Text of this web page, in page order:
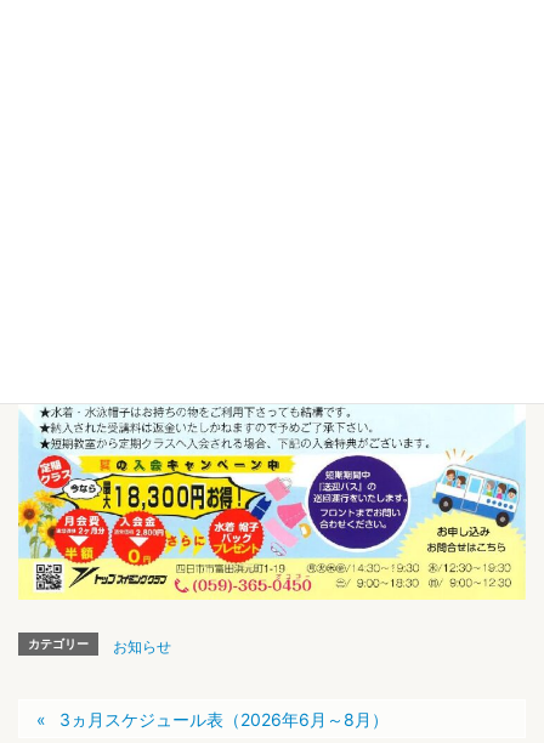
カテゴリー お知らせ
3ヵ月スケジュール表（2026年6月～8月）